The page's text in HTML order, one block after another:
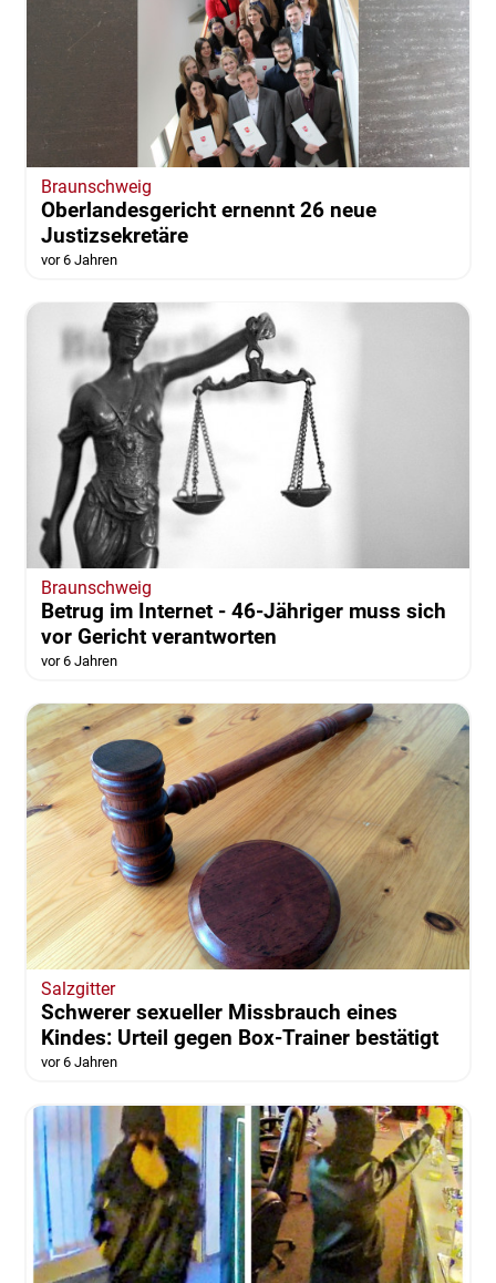
Braunschweig
Oberlandesgericht ernennt 26 neue
Justizsekretäre
vor 6 Jahren
Braunschweig
Betrug im Internet - 46-Jähriger muss sich
vor Gericht verantworten
vor 6 Jahren
Salzgitter
Schwerer sexueller Missbrauch eines
Kindes: Urteil gegen Box-Trainer bestätigt
vor 6 Jahren